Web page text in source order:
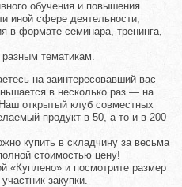
обучения и повышения
иной сфере деятельности;
в формате семинара, тренинга,
тематикам.
на заинтересовавший вас
в несколько раз — на
открытый клуб совместных
продукт в 50, а то и в 200
купить в складчину за весьма
стоимостью цену!
«Куплено» и посмотрите размер
закупки.